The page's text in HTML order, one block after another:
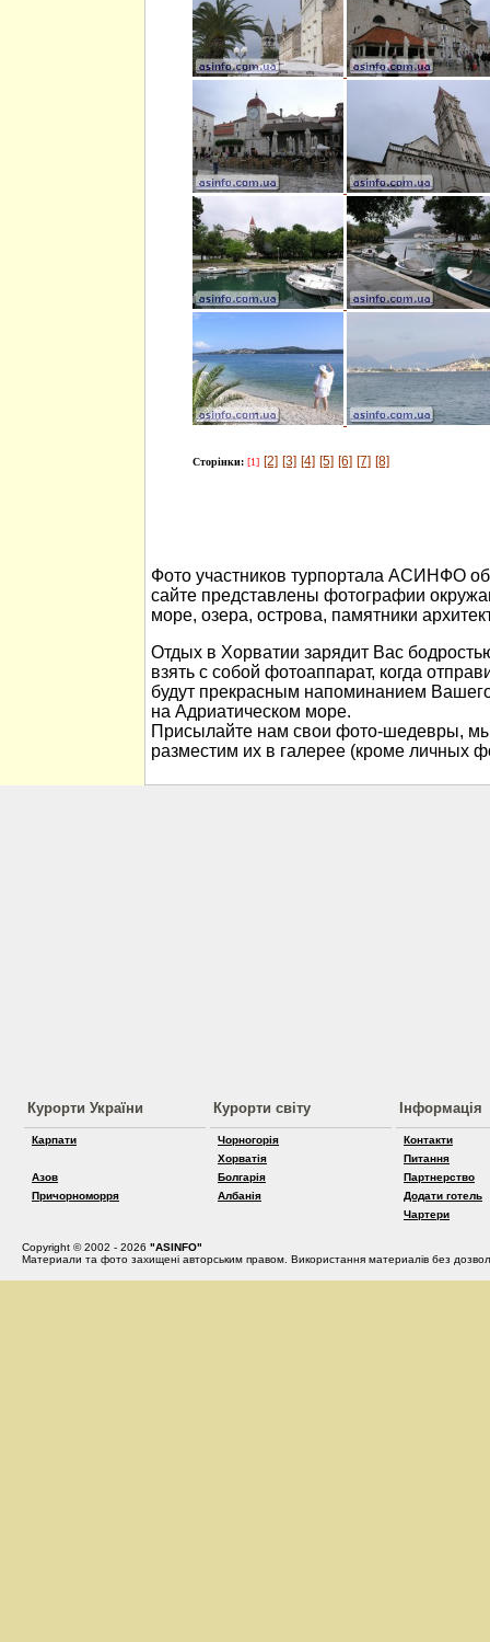
Сторінки: [1] [2] [3] [4] [5] [6] [7] [8]
Фото участников турпортала АСИНФО
сайте представлены фотографии
море, озера, острова, памятники
Отдых в Хорватии зарядит Вас
взять с собой фотоаппарат, когда
будут прекрасным напоминанием
на Адриатическом море.
Присылайте нам свои фото-шедевры, мы
разместим их в галерее (кроме личных
Курорти України
Карпати
Азов
Причорноморря
Курорти світу
Чорногорія
Хорватія
Болгарія
Албанія
Інформація
Контакти
Питання
Партнерство
Додати готель
Чартери
Copyright © 2002 - 2026 "ASINFO"
Материали та фото захищені авторським правом. Використання материалів без